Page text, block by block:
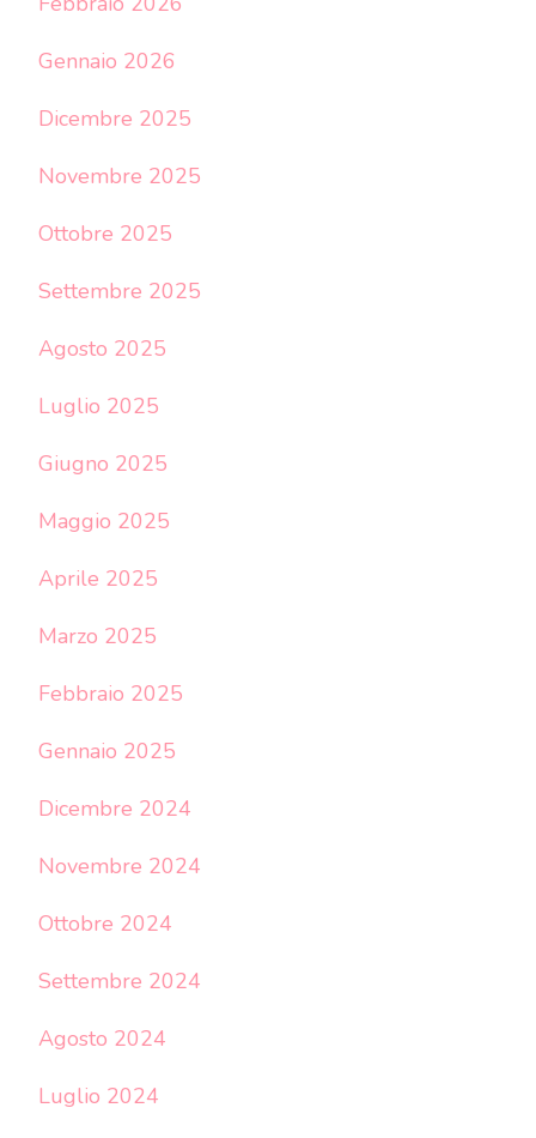
Gennaio 2026
Dicembre 2025
Novembre 2025
Ottobre 2025
Settembre 2025
Agosto 2025
Luglio 2025
Giugno 2025
Maggio 2025
Aprile 2025
Marzo 2025
Febbraio 2025
Gennaio 2025
Dicembre 2024
Novembre 2024
Ottobre 2024
Settembre 2024
Agosto 2024
Luglio 2024